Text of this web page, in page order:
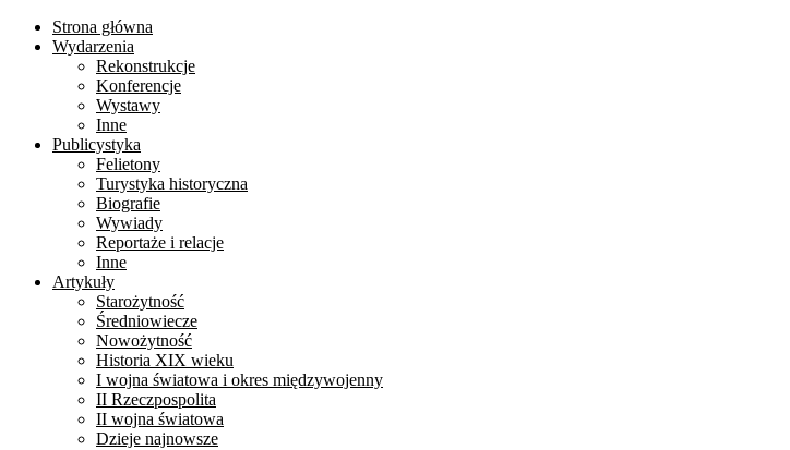
Strona główna
Wydarzenia
Rekonstrukcje
Konferencje
Wystawy
Inne
Publicystyka
Felietony
Turystyka historyczna
Biografie
Wywiady
Reportaże i relacje
Inne
Artykuły
Starożytność
Średniowiecze
Nowożytność
Historia XIX wieku
I wojna światowa i okres międzywojenny
II Rzeczpospolita
II wojna światowa
Dzieje najnowsze